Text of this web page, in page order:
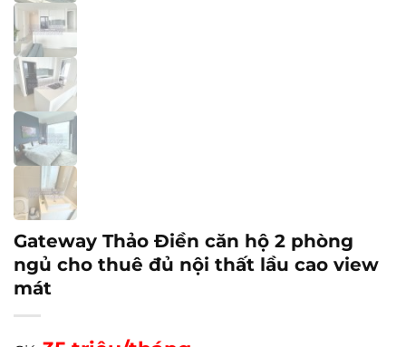
Gateway Thảo Điền căn hộ 2 phòng
ngủ cho thuê đủ nội thất lầu cao view
mát